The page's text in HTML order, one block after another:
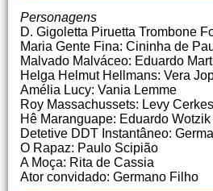
Personagens
D. Gigoletta Piruetta Trombone
Maria Gente Fina: Cininha de
Malvado Malváceo: Eduardo
Helga Helmut Hellmans: Vera
Amélia Lucy: Vania Lemme
Roy Massachussets: Levy Cerkes
Hê Maranguape: Eduardo Wotzik
Detetive DDT Instantâneo:
O Rapaz: Paulo Scipião
A Moça: Rita de Cassia
Ator convidado: Germano Filho